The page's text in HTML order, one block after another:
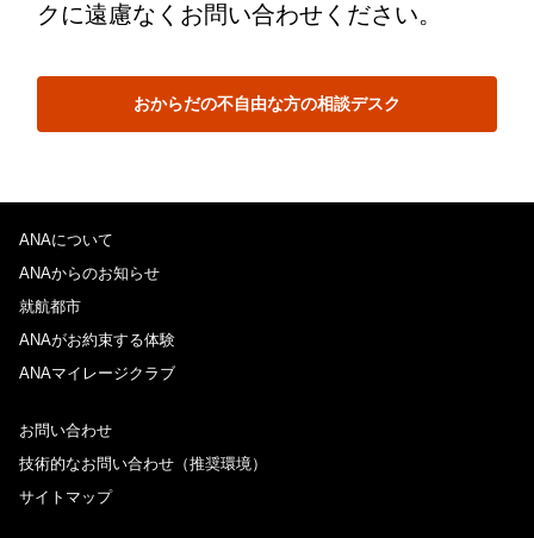
クに遠慮なくお問い合わせください。
おからだの不自由な方の相談デスク
ANAについて
ANAからのお知らせ
就航都市
ANAがお約束する体験
ANAマイレージクラブ
お問い合わせ
技術的なお問い合わせ（推奨環境）
サイトマップ